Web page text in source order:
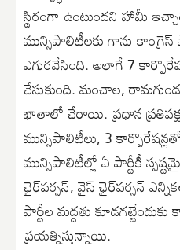
స్థిరంగా ఉంటుందని హామీ
మున్సిపాలిటీలకు గాను
ఎగురవేసింది. అలాగే 7
చేసుకుంది. మంచాల,
ఖాతాలో చేరాయి. ప్రధాన
మున్సిపాలిటీలు, 3
మున్సిపాలిటీల్లో ఏ పార్టీకీ
ఛైర్‌పర్సన్, వైస్ ఛైర్‌పర్సన్
పార్టీల మద్దతు
ప్రయత్నిస్తున్నాయి.